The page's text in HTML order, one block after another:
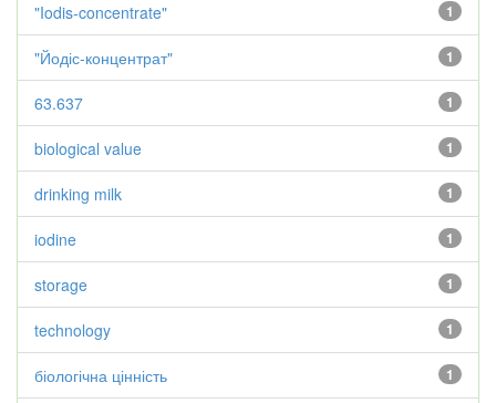
1
"Iodis-concentrate"
1
"Йодіс-концентрат"
1
63.637
1
biological value
1
drinking milk
1
iodine
1
storage
1
technology
1
біологічна цінність